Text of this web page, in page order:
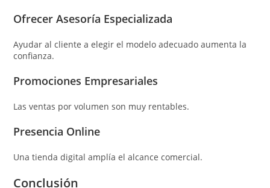
Ofrecer Asesoría Especializada
Ayudar al cliente a elegir el modelo adecuado aumenta la
confianza.
Promociones Empresariales
Las ventas por volumen son muy rentables.
Presencia Online
Una tienda digital amplía el alcance comercial.
Conclusión